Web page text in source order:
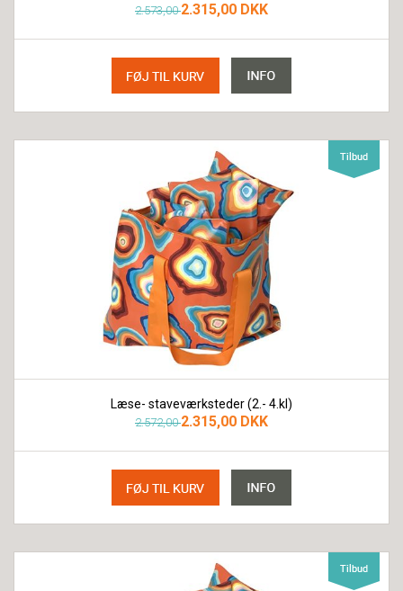
2.573,002.315,00 DKK
Læse- staveværksteder (2.- 4.kl)
2.572,002.315,00 DKK